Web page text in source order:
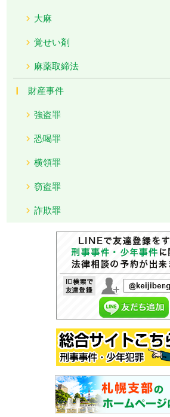
大麻
覚せい剤
麻薬取締法
財産事件
強盗罪
恐喝罪
横領罪
窃盗罪
詐欺罪